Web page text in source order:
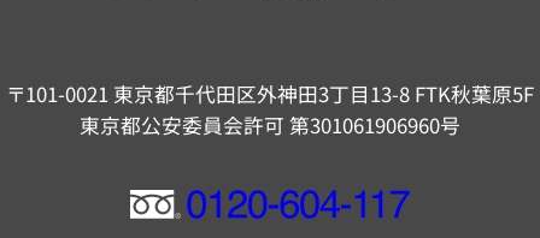
〒101-0021 東京都千代田区外神田3丁目13-8 FTK秋葉原5F
東京都公安委員会許可 第301061906960号
フ